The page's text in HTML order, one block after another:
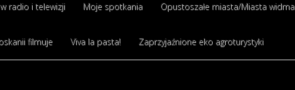
radio i telewizji Moje spotkania Opustoszałe miasta/Miasta widma
filmuje Viva la pasta! Zaprzyjaźnione eko agroturystyki